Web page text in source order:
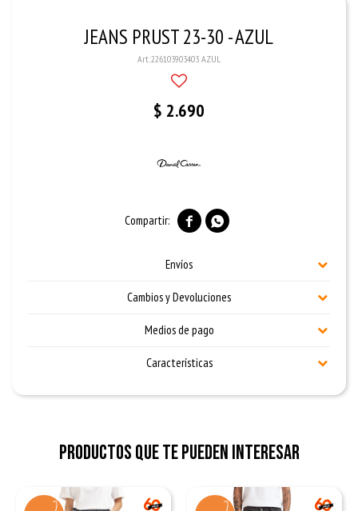
JEANS PRUST 23-30 - AZUL
226103903403 AZUL
$ 2.690
 
Envíos
Cambios y Devoluciones
Medios de pago
Características
Productos que te pueden interesar